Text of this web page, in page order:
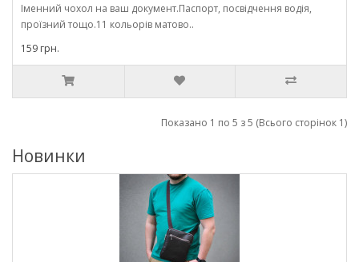
Іменний чохол на ваш документ.Паспорт, посвідчення водія,
проїзний тощо.11 кольорів матово..
159 грн.
Показано 1 по 5 з 5 (Всього сторінок 1)
Новинки